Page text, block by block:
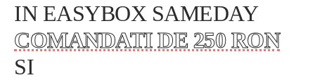
IN EASYBOX SAMEDAY
COMANDATI DE 250 RON
SI